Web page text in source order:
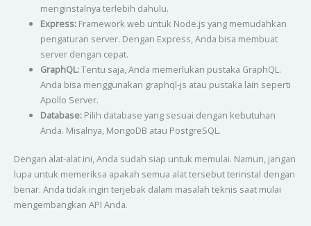
menginstalnya terlebih dahulu.
Express:Framework web untuk Node.js yang memudahkan
pengaturan server. Dengan Express, Anda bisa membuat
server dengan cepat.
GraphQL:Tentu saja, Anda memerlukan pustaka GraphQL.
Anda bisa menggunakan graphql-js atau pustaka lain seperti
Apollo Server.
Database:Pilih database yang sesuai dengan kebutuhan
Anda. Misalnya, MongoDB atau PostgreSQL.
Dengan alat-alat ini, Anda sudah siap untuk memulai. Namun, jangan
lupa untuk memeriksa apakah semua alat tersebut terinstal dengan
benar. Anda tidak ingin terjebak dalam masalah teknis saat mulai
mengembangkan API Anda.